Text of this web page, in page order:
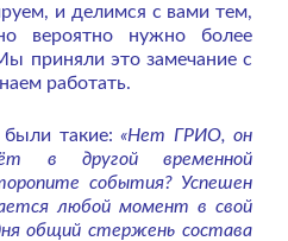
и делимся с вами тем,
вероятно нужно более
приняли это замечание с
работать.
были такие:«Нет ГРИО, он
в другой временной
события? Успешен
любой момент в свой
общий стержень состава